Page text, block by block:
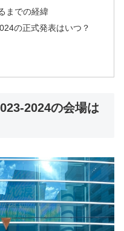
までの経緯
の正式発表はいつ？
2024の会場は